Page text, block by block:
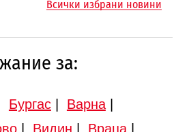
Всички избрани новини
за:
Бургас| Варна|
| Видин Враца|